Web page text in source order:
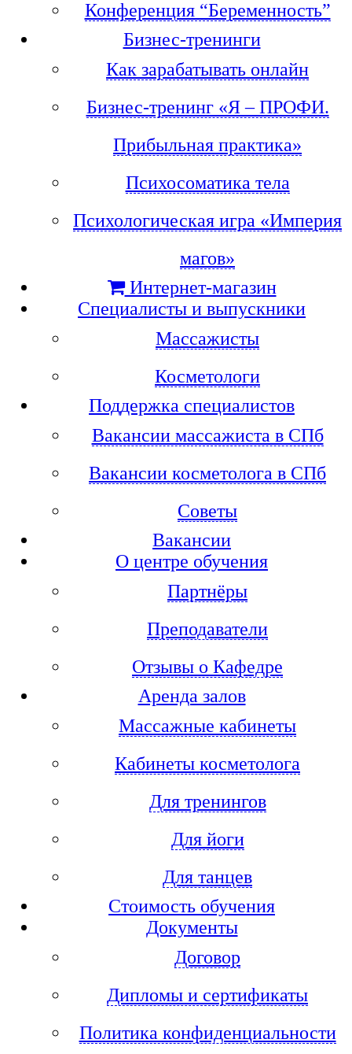
Конференция “Беременность”
Бизнес-тренинги
Как зарабатывать онлайн
Бизнес-тренинг «Я – ПРОФИ.
Прибыльная практика»
Психосоматика тела
Психологическая игра «Империя
магов»
Интернет-магазин
Специалисты и выпускники
Массажисты
Косметологи
Поддержка специалистов
Вакансии массажиста в СПб
Вакансии косметолога в СПб
Советы
Вакансии
О центре обучения
Партнёры
Преподаватели
Отзывы о Кафедре
Аренда залов
Массажные кабинеты
Кабинеты косметолога
Для тренингов
Для йоги
Для танцев
Стоимость обучения
Документы
Договор
Дипломы и сертификаты
Политика конфиденциальности